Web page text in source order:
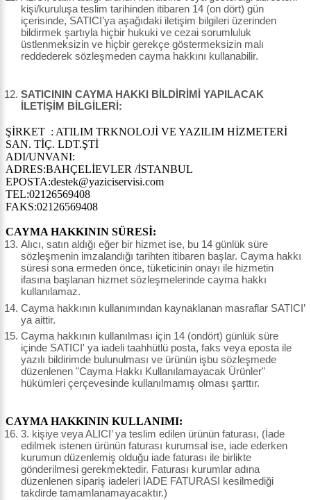
kişi/kuruluşa teslim tarihinden itibaren 14 (on dört) gün
içerisinde, SATICI’ya aşağıdaki iletişim bilgileri üzerinden
bildirmek şartıyla hiçbir hukuki ve cezai sorumluluk
üstlenmeksizin ve hiçbir gerekçe göstermeksizin malı
reddederek sözleşmeden cayma hakkını kullanabilir.
SATICININ CAYMA HAKKI BİLDİRİMİ YAPILACAK
İLETİŞİM BİLGİLERİ:
ŞİRKET : ATILIM TRKNOLOJİ VE YAZILIM HİZMETERİ
SAN. TİÇ. LDT.ŞTİ
ADI/UNVANI:
ADRES:BAHÇELİEVLER /İSTANBUL
EPOSTA:destek@yaziciservisi.com
TEL:02126569408
FAKS:02126569408
CAYMA HAKKININ SÜRESİ:
Alıcı, satın aldığı eğer bir hizmet ise, bu 14 günlük süre
sözleşmenin imzalandığı tarihten itibaren başlar. Cayma hakkı
süresi sona ermeden önce, tüketicinin onayı ile hizmetin
ifasına başlanan hizmet sözleşmelerinde cayma hakkı
kullanılamaz.
Cayma hakkının kullanımından kaynaklanan masraflar SATICI’
ya aittir.
Cayma hakkının kullanılması için 14 (ondört) günlük süre
içinde SATICI' ya iadeli taahhütlü posta, faks veya eposta ile
yazılı bildirimde bulunulması ve ürünün işbu sözleşmede
düzenlenen "Cayma Hakkı Kullanılamayacak Ürünler"
hükümleri çerçevesinde kullanılmamış olması şarttır.
CAYMA HAKKININ KULLANIMI:
3. kişiye veya ALICI’ ya teslim edilen ürünün faturası, (İade
edilmek istenen ürünün faturası kurumsal ise, iade ederken
kurumun düzenlemiş olduğu iade faturası ile birlikte
gönderilmesi gerekmektedir. Faturası kurumlar adına
düzenlenen sipariş iadeleri İADE FATURASI kesilmediği
takdirde tamamlanamayacaktır.)